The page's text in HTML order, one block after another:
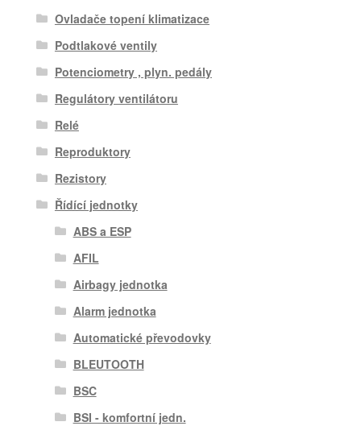
Ovladače topení klimatizace
Podtlakové ventily
Potenciometry , plyn. pedály
Regulátory ventilátoru
Relé
Reproduktory
Rezistory
Řídící jednotky
ABS a ESP
AFIL
Airbagy jednotka
Alarm jednotka
Automatické převodovky
BLEUTOOTH
BSC
BSI - komfortní jedn.